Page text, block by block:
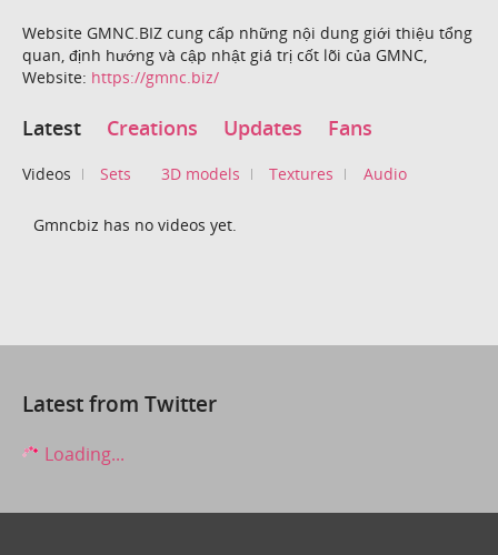
Website GMNC.BIZ cung cấp những nội dung giới thiệu tổng
quan, định hướng và cập nhật giá trị cốt lõi của GMNC,
Website: https://gmnc.biz/
Latest Creations Updates Fans
Videos Sets 3D models Textures Audio
Gmncbiz has no videos yet.
Latest from Twitter
Loading...